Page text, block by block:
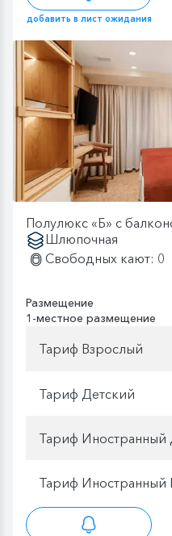
добавить в лист ожидания
Полулюкс «Б» с
Шлюпочная
Свободных кают: 0
Размещение
1-местное размещение
Тариф Взрослый
Тариф Детский
Тариф Иностранный
Тариф Иностранный